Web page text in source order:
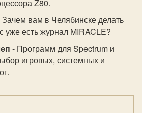
Z80.
Зачем вам в Челябинске делать
уже есть журнал MIRACLE?
- Программ для Spectrum и
игровых, системных и